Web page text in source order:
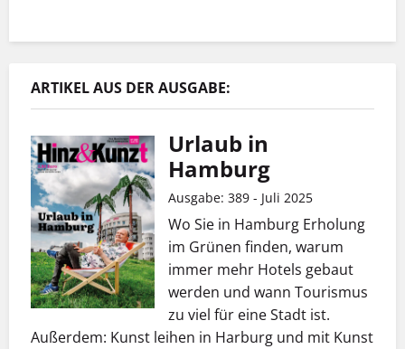
ARTIKEL AUS DER AUSGABE:
Urlaub in
Hamburg
Ausgabe: 389 - Juli 2025
Wo Sie in Hamburg Erholung
im Grünen finden, warum
immer mehr Hotels gebaut
werden und wann Tourismus
zu viel für eine Stadt ist.
Außerdem: Kunst leihen in Harburg und mit Kunst